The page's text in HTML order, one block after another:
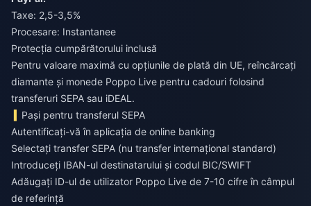
Taxe: 2,5-3,5%
Procesare: Instantanee
Protecția cumpărătorului inclusă
Pentru valoare maximă cu opțiunile de plată din UE, reîncărcați
diamante și monede Poppo Live pentru cadouri folosind
transferuri SEPA sau iDEAL.
Pași pentru transferul SEPA
Autentificați-vă în aplicația de online banking
Selectați transfer SEPA (nu transfer internațional standard)
Introduceți IBAN-ul destinatarului și codul BIC/SWIFT
Adăugați ID-ul de utilizator Poppo Live de 7-10 cifre în câmpul
de referință